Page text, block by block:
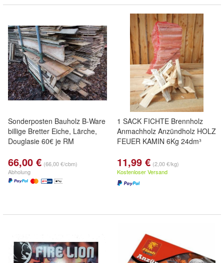
Sonderposten Bauholz B-Ware
billige Bretter Eiche, Lärche,
Douglasie 60€ je RM
66,00 € (66,00 €/cbm)
Abholung
1 SACK FICHTE Brennholz
Anmachholz Anzündholz HOLZ
FEUER KAMIN 6Kg 24dm³
11,99 € (2,00 €/kg)
Kostenloser Versand